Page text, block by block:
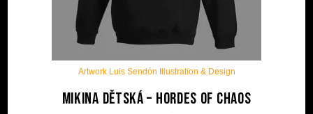
Artwork Luis Sendón Illustration & Design
Mikina dětská – Hordes Of Chaos